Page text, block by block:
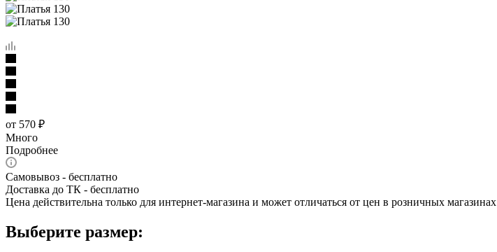
от 570 ₽
Много
Подробнее
Самовывоз - бесплатно
Доставка до ТК - бесплатно
Цена действительна только для интернет-магазина и может отличаться от цен в розничных магазинах
Выберите размер: